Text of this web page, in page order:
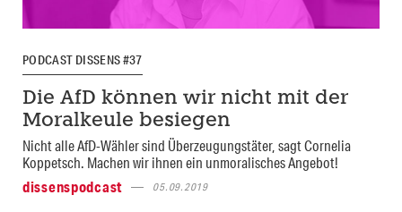
PODCAST DISSENS #37
Die AfD können wir nicht mit der
Moralkeule besiegen
Nicht alle AfD-Wähler sind Überzeugungstäter, sagt Cornelia
Koppetsch. Machen wir ihnen ein unmoralisches Angebot!
dissenspodcast
05.09.2019